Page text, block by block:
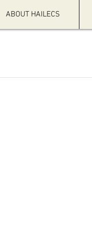
ABOUT HAILECS